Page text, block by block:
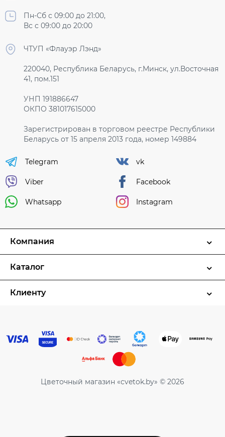
Пн-Сб с 09:00 до 21:00,
Вс с 09:00 до 20:00
ЧТУП «Флауэр Лэнд»
220040, Республика Беларусь, г.Минск, ул.Восточная
41, пом.151
УНП 191886647
ОКПО 381017615000
Зарегистрирован в торговом реестре Республики
Беларусь от 15 апреля 2013 года, номер 149884
Telegram
Viber
Whatsapp
vk
Facebook
Instagram
Компания
Каталог
Клиенту
Цветочный магазин «cvetok.by» © 2026